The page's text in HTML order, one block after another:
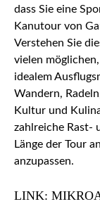
dass Sie eine
Kanutour von
Verstehen Sie
vielen
idealem
Wandern,
Kultur und
zahlreiche Rast-
Länge der Tour
anzupassen.
LINK: